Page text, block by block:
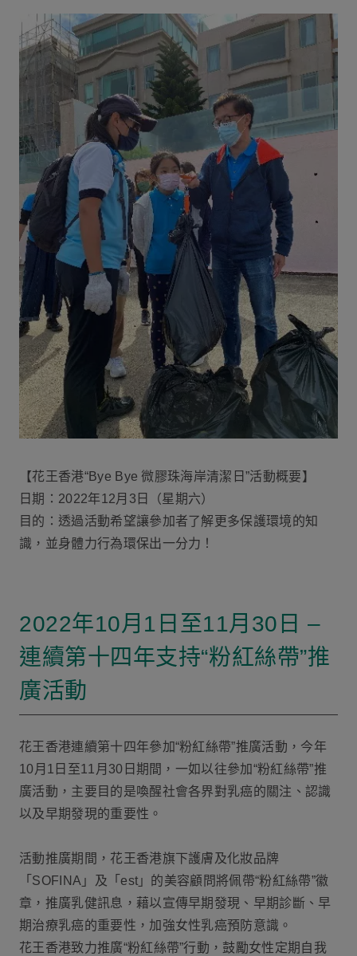
【花王香港“Bye Bye 微膠珠海岸清潔日”活動概要】
日期：2022年12月3日（星期六）
目的：透過活動希望讓參加者了解更多保護環境的知
識，並身體力行為環保出一分力！
2022年10月1日至11月30日 –
連續第十四年支持“粉紅絲帶”推
廣活動
花王香港連續第十四年參加“粉紅絲帶”推廣活動，今年
10月1日至11月30日期間，一如以往參加“粉紅絲帶”推
廣活動，主要目的是喚醒社會各界對乳癌的關注、認識
以及早期發現的重要性。
活動推廣期間，花王香港旗下護膚及化妝品牌
「SOFINA」及「est」的美容顧問將佩帶“粉紅絲帶”徽
章，推廣乳健訊息，藉以宣傳早期發現、早期診斷、早
期治療乳癌的重要性，加強女性乳癌預防意識。
花王香港致力推廣“粉紅絲帶”行動，鼓勵女性定期自我